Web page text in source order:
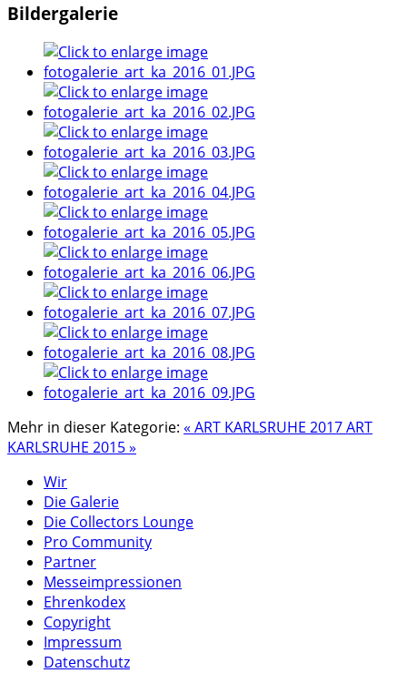
Bildergalerie
Mehr in dieser Kategorie: « ART KARLSRUHE 2017ART
KARLSRUHE 2015 »
Wir
Die Galerie
Die Collectors Lounge
Pro Community
Partner
Messeimpressionen
Ehrenkodex
Copyright
Impressum
Datenschutz